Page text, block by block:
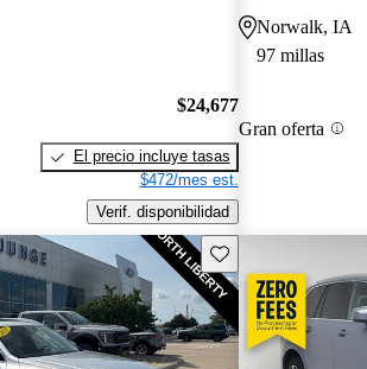
$24,677
El precio incluye tasas
$472/mes est.
Verif. disponibilidad
Norwalk, IA
97 millas
Gran oferta
Guarda este Aviso